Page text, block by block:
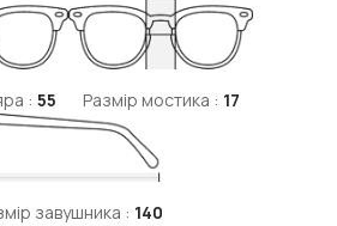
: 55 Размір мостика : 17
завушника : 140